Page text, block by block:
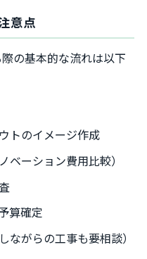
意点
の基本的な流れは以下
トのイメージ作成
ベーション費用比較）
算確定
ながらの工事も要相談）